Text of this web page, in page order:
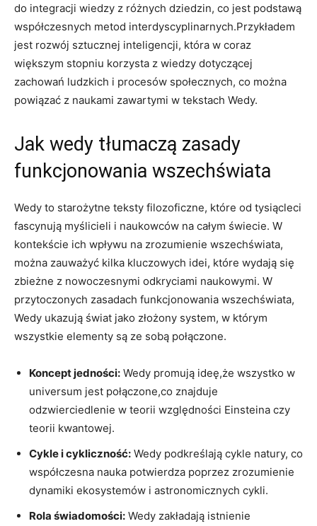
do integracji wiedzy z różnych dziedzin, co jest podstawą
współczesnych metod interdyscyplinarnych.Przykładem
jest rozwój sztucznej inteligencji, która w coraz
większym stopniu korzysta z wiedzy dotyczącej
zachowań ludzkich i procesów społecznych, co można
powiązać z naukami zawartymi w tekstach Wedy.
Jak wedy tłumaczą zasady
funkcjonowania wszechświata
Wedy to starożytne teksty filozoficzne, które od tysiącleci
fascynują myślicieli i naukowców na całym świecie. W
kontekście ich wpływu na zrozumienie wszechświata,
można zauważyć kilka kluczowych idei, które wydają się
zbieżne z nowoczesnymi odkryciami naukowymi. W
przytoczonych zasadach funkcjonowania wszechświata,
Wedy ukazują świat jako złożony system, w którym
wszystkie elementy są ze sobą połączone.
Koncept jedności: Wedy promują ideę,że wszystko w
universum jest połączone,co znajduje
odzwierciedlenie w teorii względności Einsteina czy
teorii kwantowej.
Cykle i cykliczność: Wedy podkreślają cykle natury, co
współczesna nauka potwierdza poprzez zrozumienie
dynamiki ekosystemów i astronomicznych cykli.
Rola świadomości: Wedy zakładają istnienie